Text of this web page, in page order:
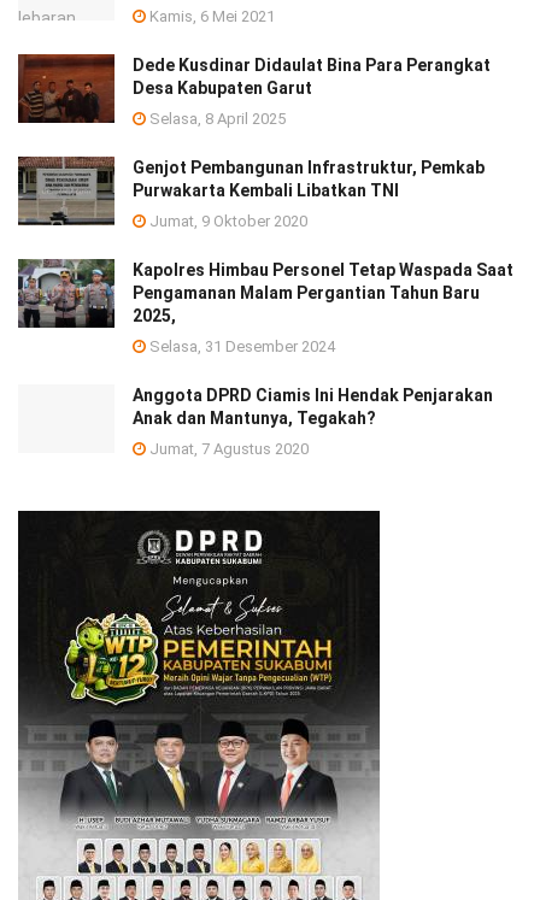
Kamis, 6 Mei 2021
Dede Kusdinar Didaulat Bina Para Perangkat
Desa Kabupaten Garut
Selasa, 8 April 2025
Genjot Pembangunan Infrastruktur, Pemkab
Purwakarta Kembali Libatkan TNI
Jumat, 9 Oktober 2020
Kapolres Himbau Personel Tetap Waspada Saat
Pengamanan Malam Pergantian Tahun Baru
2025,
Selasa, 31 Desember 2024
Anggota DPRD Ciamis Ini Hendak Penjarakan
Anak dan Mantunya, Tegakah?
Jumat, 7 Agustus 2020